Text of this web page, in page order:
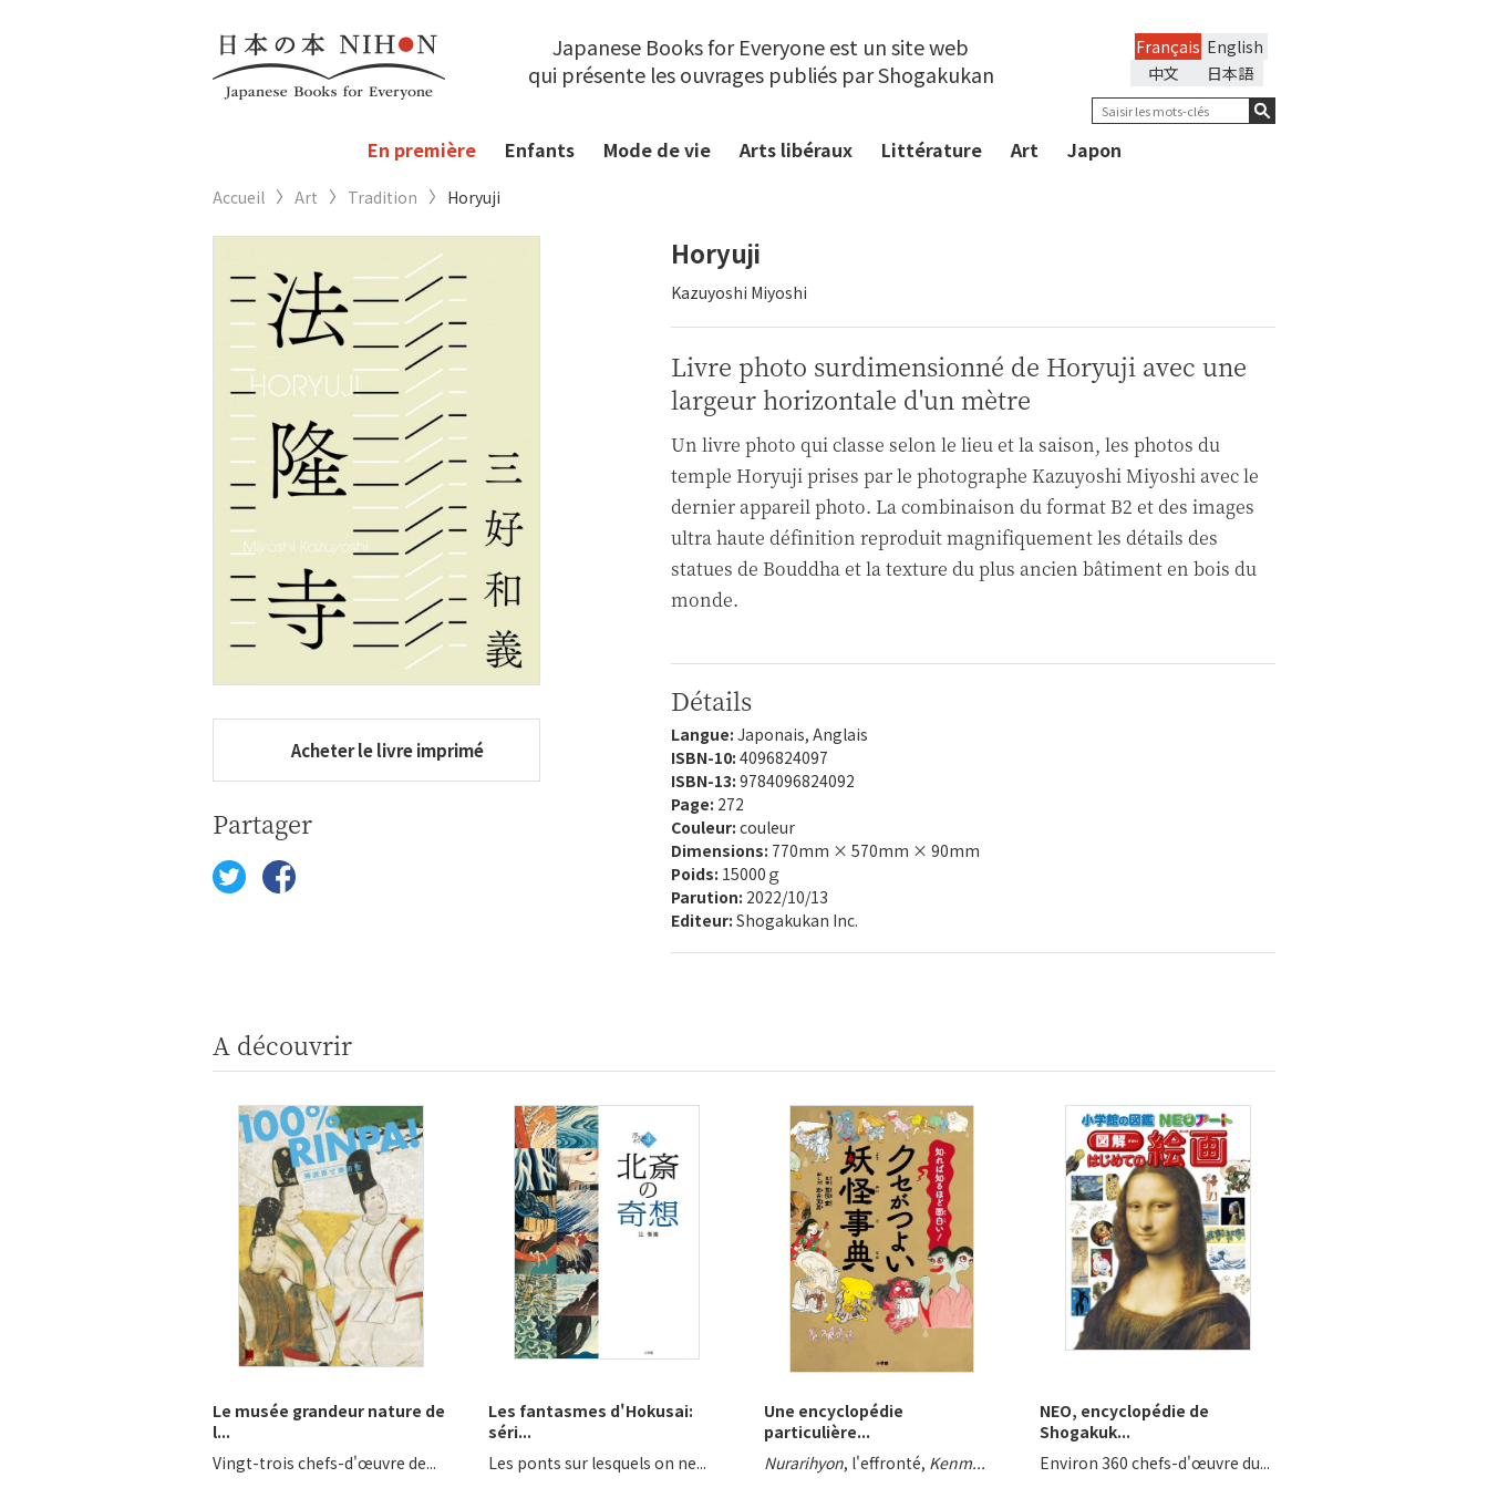
Japanese Books for Everyone est un site web
qui présente les ouvrages publiés par Shogakukan
English
Français
日本語
中文
En première Enfants Mode de vie Arts libéraux Littérature Art Japon
Accueil Art Tradition Horyuji
Horyuji
Kazuyoshi Miyoshi
Livre photo surdimensionné de Horyuji avec une
largeur horizontale d'un mètre
Un livre photo qui classe selon le lieu et la saison, les photos du
temple Horyuji prises par le photographe Kazuyoshi Miyoshi avec le
dernier appareil photo. La combinaison du format B2 et des images
ultra haute définition reproduit magnifiquement les détails des
statues de Bouddha et la texture du plus ancien bâtiment en bois du
monde.
Détails
Langue: Japonais, Anglais
ISBN-10: 4096824097
ISBN-13: 9784096824092
Page: 272
Couleur: couleur
Dimensions: 770mm × 570mm × 90mm
Poids: 15000ｇ
Parution: 2022/10/13
Editeur: Shogakukan Inc.
Acheter le livre imprimé
Partager
A découvrir
Le musée grandeur nature de
l...
Vingt-trois chefs-d'œuvre de...
Les fantasmes d'Hokusai:
séri...
Les ponts sur lesquels on ne...
Une encyclopédie
particulière...
Nurarihyon, l'effronté, Kenm...
NEO, encyclopédie de
Shogakuk...
Environ 360 chefs-d'œuvre du...